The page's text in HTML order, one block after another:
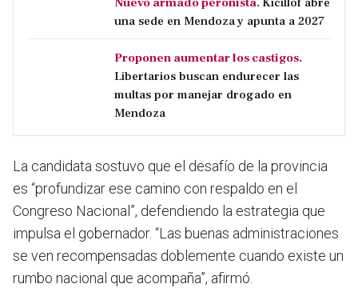
una sede en Mendoza y apunta a 2027
Proponen aumentar los castigos.
Libertarios buscan endurecer las
multas por manejar drogado en
Mendoza
La candidata sostuvo que el desafío de la provincia
es “profundizar ese camino con respaldo en el
Congreso Nacional”, defendiendo la estrategia que
impulsa el gobernador. “Las buenas administraciones
se ven recompensadas doblemente cuando existe un
rumbo nacional que acompaña”, afirmó.